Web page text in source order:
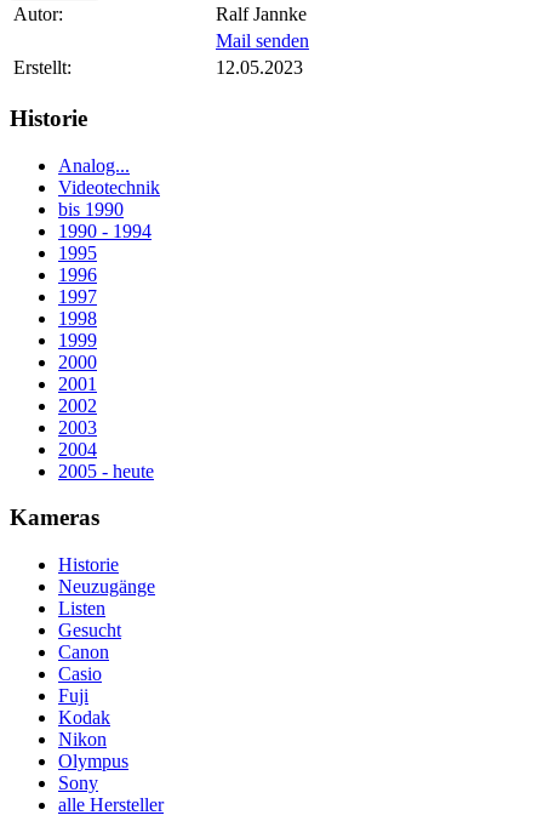
Autor:
Ralf Jannke
Mail senden
Erstellt:
12.05.2023
Historie
Analog...
Videotechnik
bis 1990
1990 - 1994
1995
1996
1997
1998
1999
2000
2001
2002
2003
2004
2005 - heute
Kameras
Historie
Neuzugänge
Listen
Gesucht
Canon
Casio
Fuji
Kodak
Nikon
Olympus
Sony
alle Hersteller